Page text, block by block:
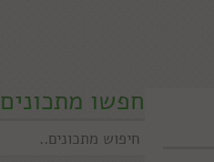
חפשו מתכונים